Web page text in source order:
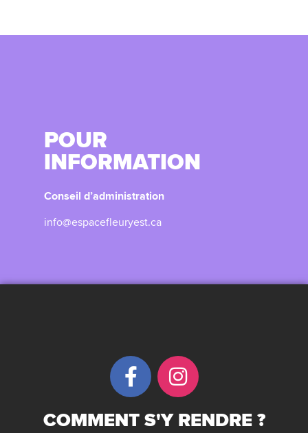
POUR
INFORMATION
Conseil d’administration
info@espacefleuryest.ca
COMMENT S'Y RENDRE ?